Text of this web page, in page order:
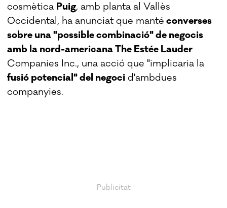
cosmètica Puig, amb planta al Vallès
Occidental, ha anunciat que manté converses
sobre una "possible combinació" de negocis
amb la nord-americana The Estée Lauder
Companies Inc., una acció que "implicaria la
fusió potencial" del negoci d'ambdues
companyies.